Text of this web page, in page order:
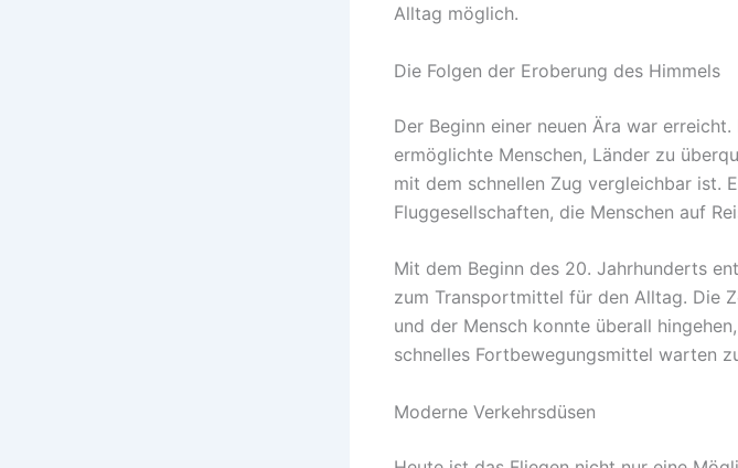
Alltag möglich.
Die Folgen der Eroberung des Himmels
Der Beginn einer neuen Ära war
ermöglichte Menschen, Länder zu
mit dem schnellen Zug vergleichbar ist.
Fluggesellschaften, die Menschen auf
Mit dem Beginn des 20. Jahrhunderts
zum Transportmittel für den Alltag. Die
und der Mensch konnte überall
schnelles Fortbewegungsmittel warten
Moderne Verkehrsdüsen